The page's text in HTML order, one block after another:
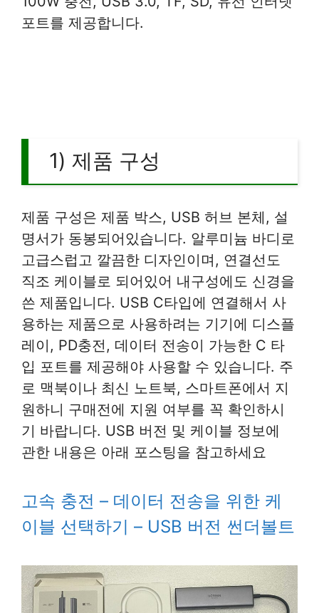
포트를 제공합니다.
1) 제품 구성
제품 구성은 제품 박스, USB 허브 본체, 설
명서가 동봉되어있습니다. 알루미늄 바디로
고급스럽고 깔끔한 디자인이며, 연결선도
직조 케이블로 되어있어 내구성에도 신경을
쓴 제품입니다. USB C타입에 연결해서 사
용하는 제품으로 사용하려는 기기에 디스플
레이, PD충전, 데이터 전송이 가능한 C 타
입 포트를 제공해야 사용할 수 있습니다. 주
로 맥북이나 최신 노트북, 스마트폰에서 지
원하니 구매전에 지원 여부를 꼭 확인하시
기 바랍니다. USB 버전 및 케이블 정보에
관한 내용은 아래 포스팅을 참고하세요
고속 충전 – 데이터 전송을 위한 케
이블 선택하기 – USB 버전 썬더볼트